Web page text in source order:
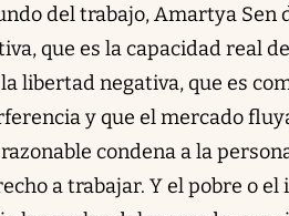
del trabajo, Amartya Sen
que es la capacidad real
libertad negativa, que es
y que el mercado
condena a la
a trabajar. Y el pobre o